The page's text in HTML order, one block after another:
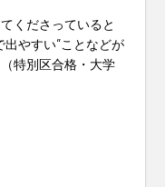
くださっていると
出やすい”ことなどが
特別区合格・大学